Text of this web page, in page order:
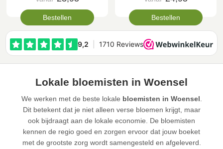
Bestellen Bestellen
Lokale bloemisten in Woensel
We werken met de beste lokale bloemisten in Woensel
Dit betekent dat je niet alleen verse bloemen krijgt, maar
ook bijdraagt aan de lokale economie. De bloemisten
kennen de regio goed en zorgen ervoor dat jouw boeket
met de grootste zorg wordt samengesteld en afgeleverd.